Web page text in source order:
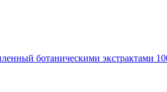
ботаническими экстрактами